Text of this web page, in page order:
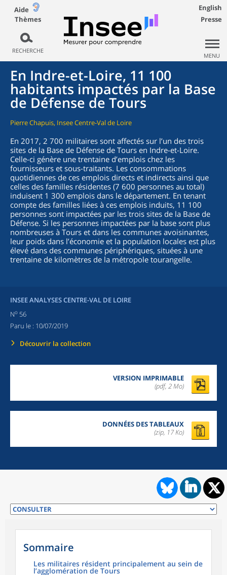
Aide
Thèmes
RECHERCHE
English
Presse
MENU
En Indre-et-Loire, 11 100
habitants impactés par la Base
de Défense de Tours
Pierre Chapuis, Insee Centre-Val de Loire
En 2017, 2 700 militaires sont affectés sur l’un des trois
sites de la Base de Défense de Tours en Indre-et-Loire.
Celle-ci génère une trentaine d’emplois chez les
fournisseurs et sous-traitants. Les consommations
quotidiennes de ces emplois directs et indirects ainsi que
celles des familles résidentes (7 600 personnes au total)
induisent 1 300 emplois dans le département. En tenant
compte des familles liées à ces emplois induits, 11 100
personnes sont impactées par les trois sites de la Base de
Défense. Si les personnes impactées par la base sont plus
nombreuses à Tours et dans les communes avoisinantes,
leur poids dans l’économie et la population locales est plus
élevé dans des communes périphériques, situées à une
trentaine de kilomètres de la métropole tourangelle.
INSEE ANALYSES CENTRE-VAL DE LOIRE
No 56
Paru le : 10/07/2019
Découvrir la collection
VERSION IMPRIMABLE
(pdf, 2 Mo)
DONNÉES DES TABLEAUX
(zip, 17 Ko)
Sommaire
Les militaires résident principalement au sein de
l’agglomération de Tours